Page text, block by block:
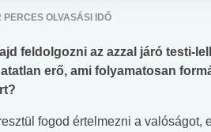
PERCES OLVASÁSI IDŐ
feldolgozni az azzal járó testi-
erő, ami folyamatosan
fogod értelmezni a